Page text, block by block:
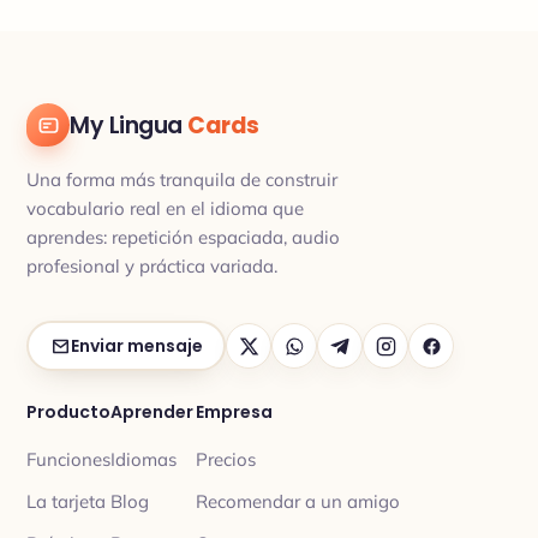
My Lingua Cards
Una forma más tranquila de construir
vocabulario real en el idioma que
aprendes: repetición espaciada, audio
profesional y práctica variada.
Enviar mensaje
Producto
Funciones
La tarjeta
Aprender
Idiomas
Blog
Empresa
Precios
Recomendar a un amigo